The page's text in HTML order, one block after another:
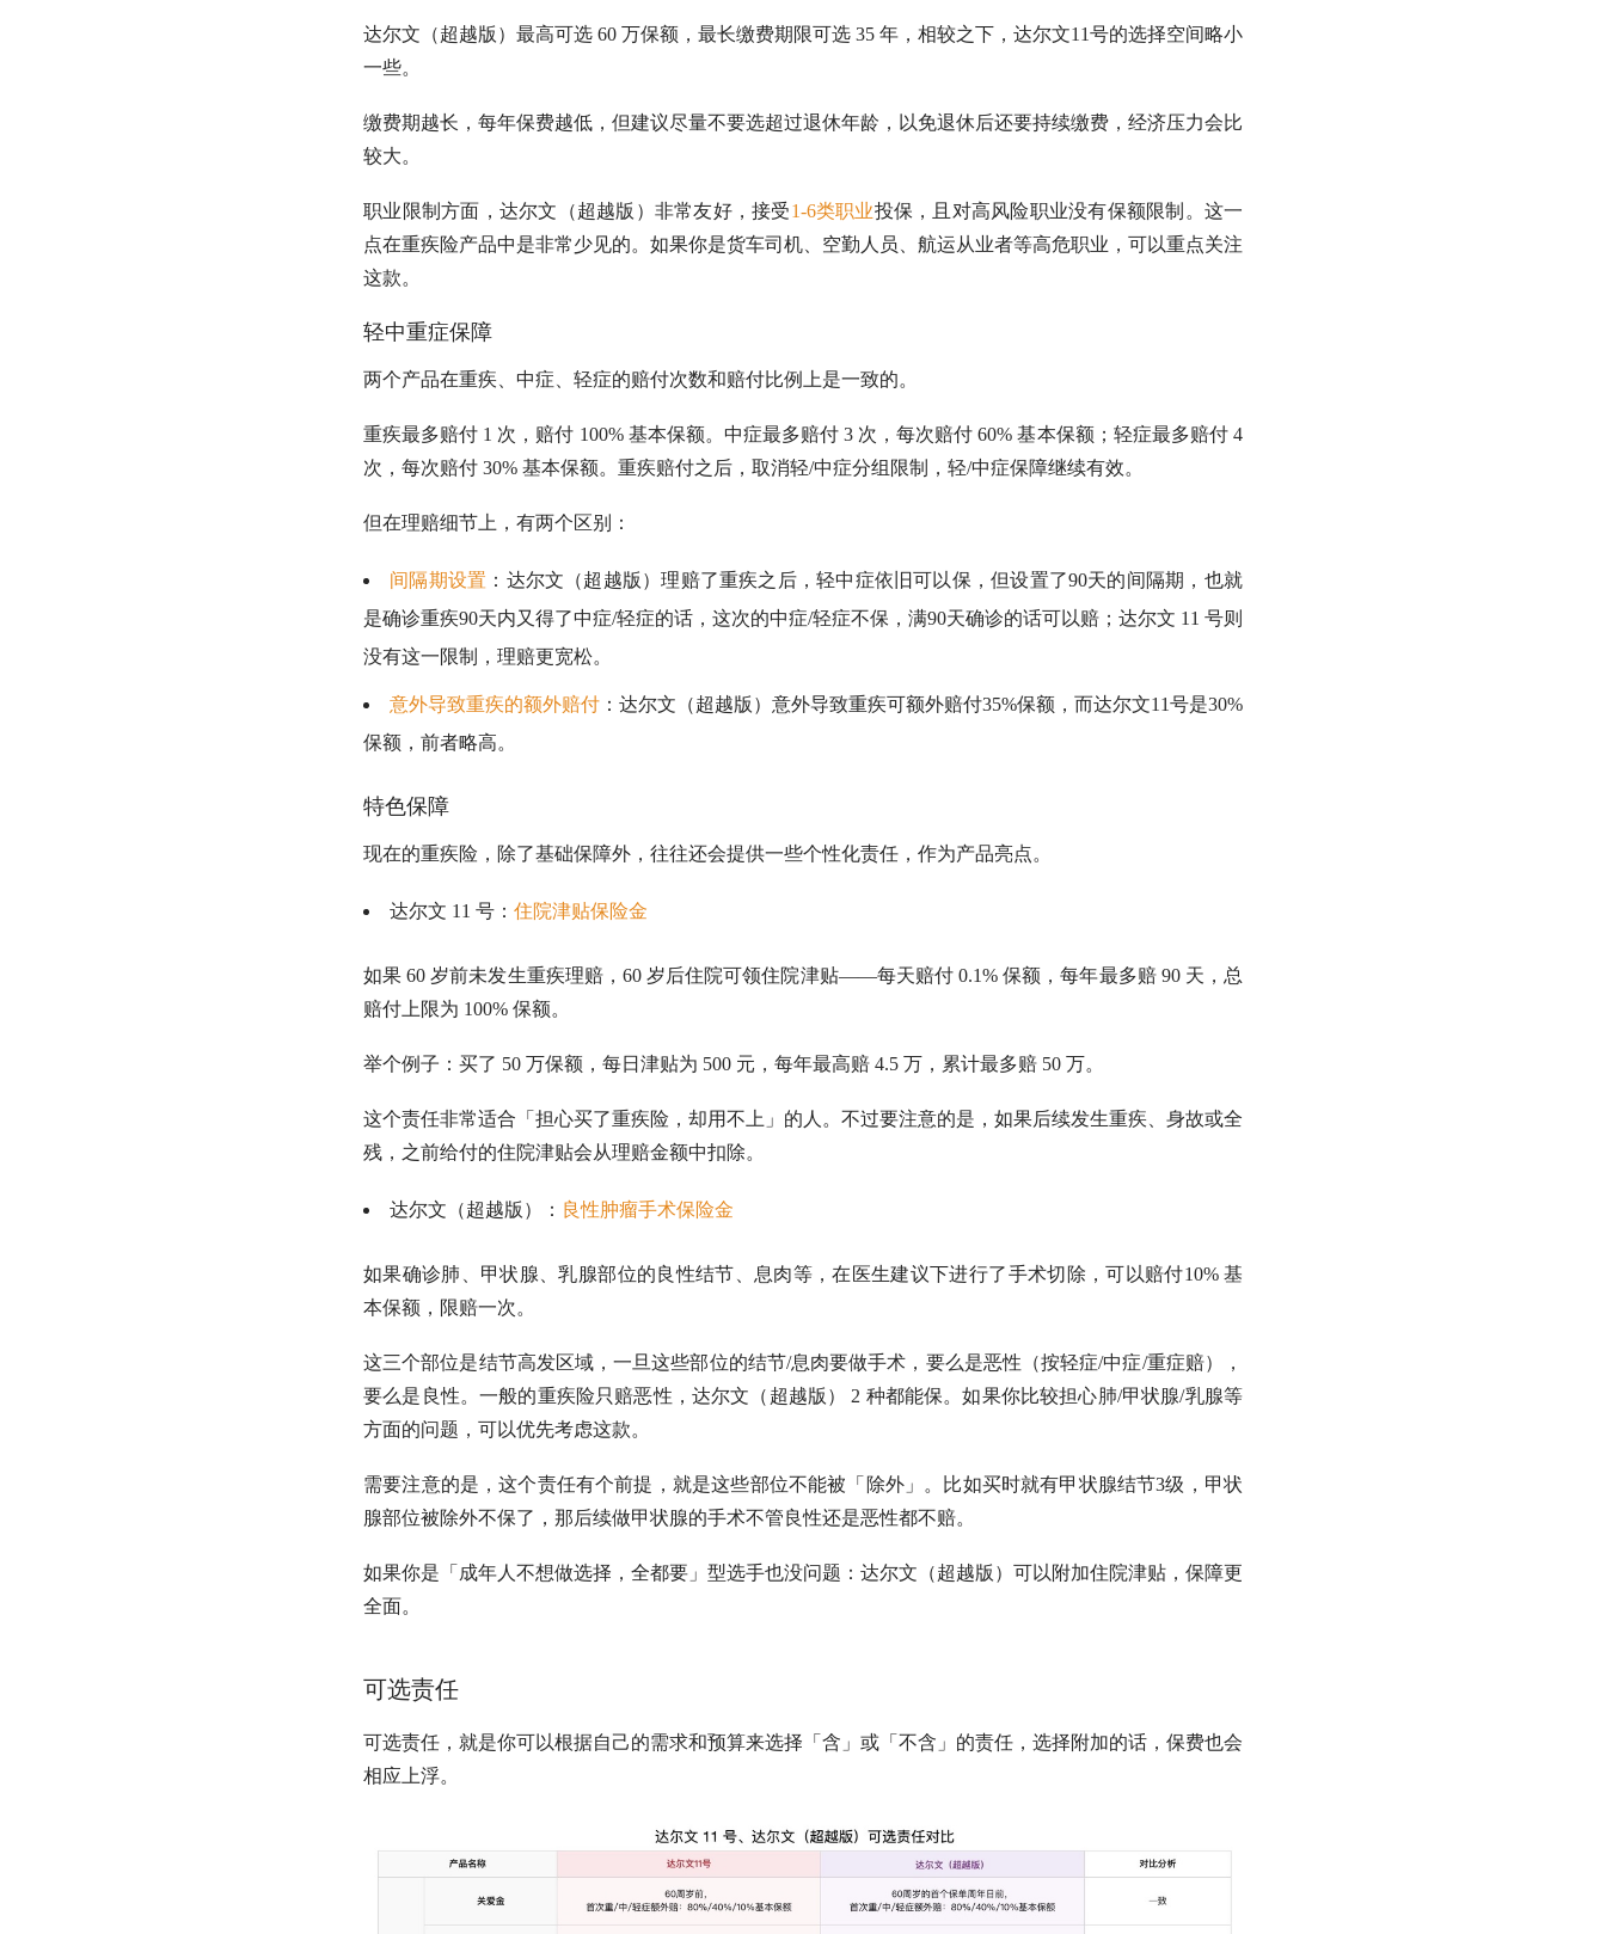
达尔文（超越版）最高可选 60 万保额，最长缴费期限可选 35 年，相较之下，达尔文11号的选择空间略小
一些。
缴费期越长，每年保费越低，但建议尽量不要选超过退休年龄，以免退休后还要持续缴费，经济压力会比
较大。
职业限制方面，达尔文（超越版）非常友好，接受1-6类职业投保，且对高风险职业没有保额限制。这一
点在重疾险产品中是非常少见的。如果你是货车司机、空勤人员、航运从业者等高危职业，可以重点关注
这款。
轻中重症保障
两个产品在重疾、中症、轻症的赔付次数和赔付比例上是一致的。
重疾最多赔付 1 次，赔付 100% 基本保额。中症最多赔付 3 次，每次赔付 60% 基本保额；轻症最多赔付 4
次，每次赔付 30% 基本保额。重疾赔付之后，取消轻/中症分组限制，轻/中症保障继续有效。
但在理赔细节上，有两个区别：
间隔期设置 ：达尔文（超越版）理赔了重疾之后，轻中症依旧可以保，但设置了90天的间隔期，也就
是确诊重疾90天内又得了中症/轻症的话，这次的中症/轻症不保，满90天确诊的话可以赔；达尔文 11 号则
没有这一限制，理赔更宽松。
意外导致重疾的额外赔付 ：达尔文（超越版）意外导致重疾可额外赔付35%保额，而达尔文11号是30%
保额，前者略高。
特色保障
现在的重疾险，除了基础保障外，往往还会提供一些个性化责任，作为产品亮点。
达尔文 11 号： 住院津贴保险金
如果 60 岁前未发生重疾理赔，60 岁后住院可领住院津贴——每天赔付 0.1% 保额，每年最多赔 90 天，总
赔付上限为 100% 保额。
举个例子：买了 50 万保额，每日津贴为 500 元，每年最高赔 4.5 万，累计最多赔 50 万。
这个责任非常适合「担心买了重疾险，却用不上」的人。不过要注意的是，如果后续发生重疾、身故或全
残，之前给付的住院津贴会从理赔金额中扣除。
达尔文（超越版）： 良性肿瘤手术保险金
如果确诊肺、甲状腺、乳腺部位的良性结节、息肉等，在医生建议下进行了手术切除，可以赔付10% 基
本保额，限赔一次。
这三个部位是结节高发区域，一旦这些部位的结节/息肉要做手术，要么是恶性（按轻症/中症/重症赔），
要么是良性。一般的重疾险只赔恶性，达尔文（超越版） 2 种都能保。如果你比较担心肺/甲状腺/乳腺等
方面的问题，可以优先考虑这款。
需要注意的是，这个责任有个前提，就是这些部位不能被「除外」。比如买时就有甲状腺结节3级，甲状
腺部位被除外不保了，那后续做甲状腺的手术不管良性还是恶性都不赔。
如果你是「成年人不想做选择，全都要」型选手也没问题：达尔文（超越版）可以附加住院津贴，保障更
全面。
可选责任
可选责任，就是你可以根据自己的需求和预算来选择「含」或「不含」的责任，选择附加的话，保费也会
相应上浮。